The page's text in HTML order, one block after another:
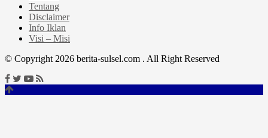
Tentang
Disclaimer
Info Iklan
Visi – Misi
© Copyright 2026 berita-sulsel.com . All Right Reserved